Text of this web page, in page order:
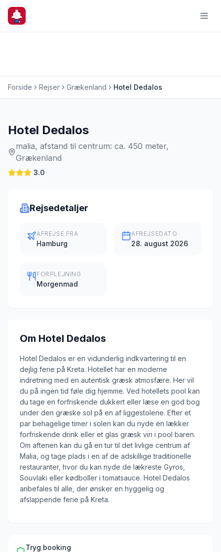
Forside Rejser Grækenland Hotel Dedalos
Hotel Dedalos
malia, afstand til centrum: ca. 450 meter,
Grækenland
3.0
Rejsedetaljer
AFREJSE FRA
Hamburg
AFREJSEDATO
28. august 2026
FORPLEJNING
Morgenmad
Om Hotel Dedalos
Hotel Dedalos er en vidunderlig indkvartering til en
dejlig ferie på Kreta. Hotellet har en moderne
indretning med en autentisk græsk atmosfære. Her vil
du på ingen tid føle dig hjemme. Ved hotellets pool kan
du tage en forfriskende dukkert eller læse en god bog
under den græske sol på en af liggestolene. Efter et
par behagelige timer i solen kan du nyde en lækker
forfriskende drink eller et glas græsk vin i pool baren.
Om aftenen kan du gå en tur til det livlige centrum af
Malia, og tage plads i en af de adskillige traditionelle
restauranter, hvor du kan nyde de lækreste Gyros,
Souvlaki eller kødboller i tomatsauce. Hotel Dedalos
anbefales til alle, der ønsker en hyggelig og
afslappende ferie på Kreta.
Tryg booking